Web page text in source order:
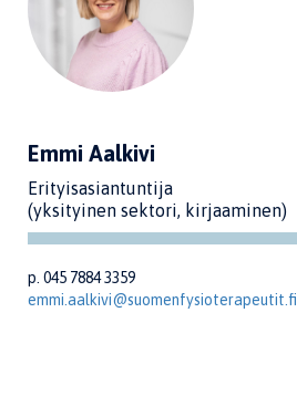
Emmi Aalkivi
Erityisasiantuntija
(yksityinen sektori, kirjaaminen)
p. 045 7884 3359
emmi.aalkivi@suomenfysioterapeutit.fi